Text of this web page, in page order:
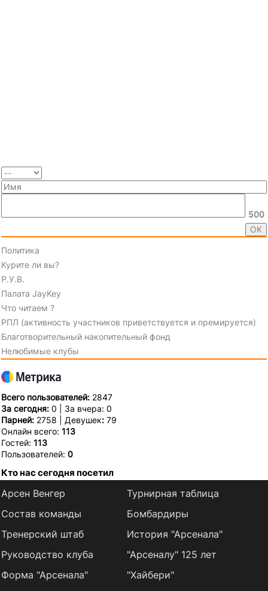
500
Политика
Курите ли вы?
Р.У.В.
Палата JayKey
Что читаем ?
РПЛ (активность участников приветствуется и премируется)
Благотворительный накопительный фонд
Нелюбимые клубы
Всего пользователей: 2847
За сегодня: 0 | За вчера: 0
Парней: 2758 | Девушек: 79
Онлайн всего: 113
Гостей: 113
Пользователей: 0
Кто нас сегодня посетил
Арсен Венгер
Состав команды
Тренерский штаб
Руководство клуба
Форма "Арсенала"
Турнирная таблица
Бомбардиры
История "Арсенала"
"Арсеналу" 125 лет
"Хайбери"